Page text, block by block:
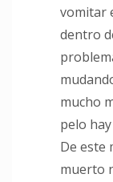
vomitar
dentro
mucho
pelo
De este
muerto